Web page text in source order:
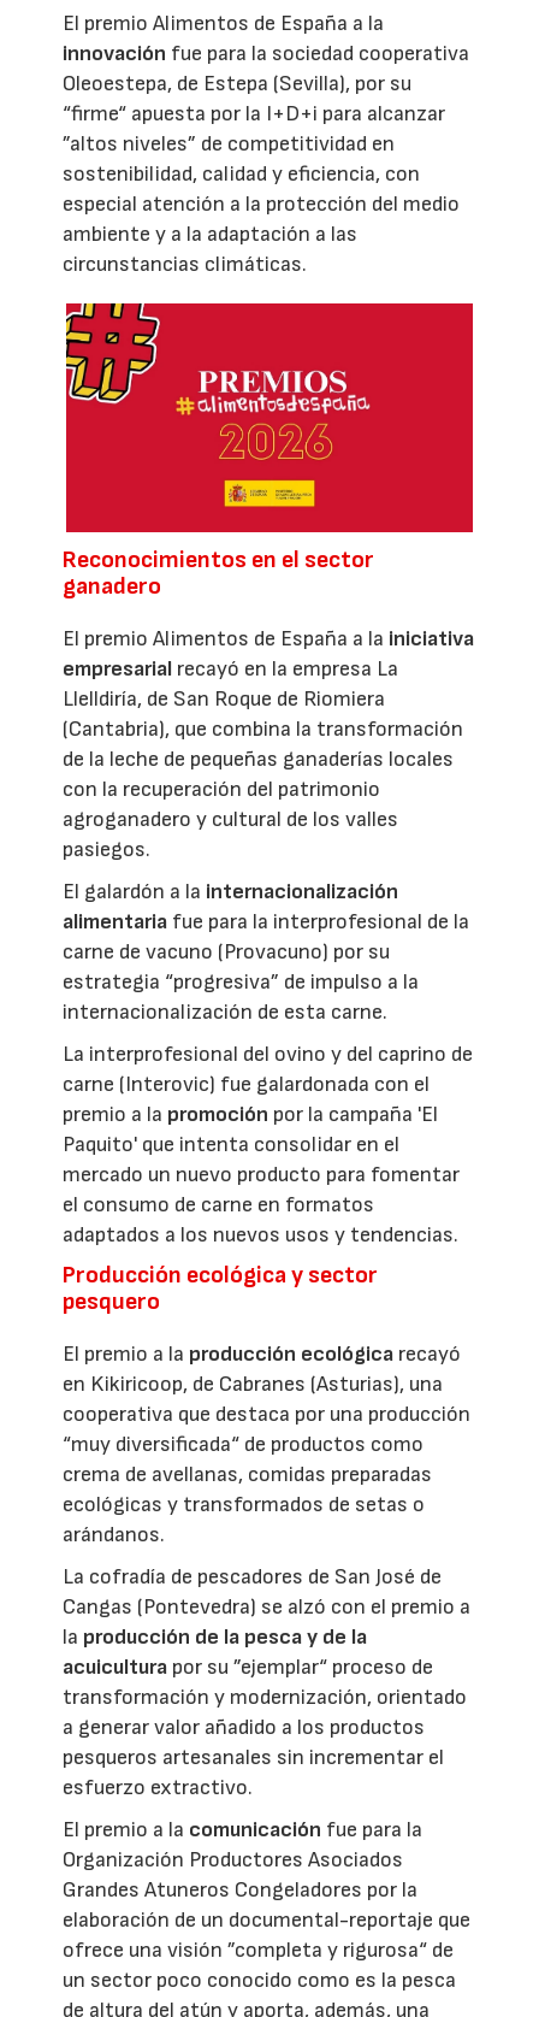
El premio Alimentos de España a la
innovación fue para la sociedad cooperativa
Oleoestepa, de Estepa (Sevilla), por su
“firme“ apuesta por la I+D+i para alcanzar
”altos niveles” de competitividad en
sostenibilidad, calidad y eficiencia, con
especial atención a la protección del medio
ambiente y a la adaptación a las
circunstancias climáticas.
Reconocimientos en el sector
ganadero
El premio Alimentos de España a la iniciativa
empresarial recayó en la empresa La
Llelldiría, de San Roque de Riomiera
(Cantabria), que combina la transformación
de la leche de pequeñas ganaderías locales
con la recuperación del patrimonio
agroganadero y cultural de los valles
pasiegos.
El galardón a la internacionalización
alimentaria fue para la interprofesional de la
carne de vacuno (Provacuno) por su
estrategia “progresiva” de impulso a la
internacionalización de esta carne.
La interprofesional del ovino y del caprino de
carne (Interovic) fue galardonada con el
premio a la promoción por la campaña 'El
Paquito' que intenta consolidar en el
mercado un nuevo producto para fomentar
el consumo de carne en formatos
adaptados a los nuevos usos y tendencias.
Producción ecológica y sector
pesquero
El premio a la producción ecológica recayó
en Kikiricoop, de Cabranes (Asturias), una
cooperativa que destaca por una producción
“muy diversificada“ de productos como
crema de avellanas, comidas preparadas
ecológicas y transformados de setas o
arándanos.
La cofradía de pescadores de San José de
Cangas (Pontevedra) se alzó con el premio a
la producción de la pesca y de la
acuicultura por su ”ejemplar“ proceso de
transformación y modernización, orientado
a generar valor añadido a los productos
pesqueros artesanales sin incrementar el
esfuerzo extractivo.
El premio a la comunicación fue para la
Organización Productores Asociados
Grandes Atuneros Congeladores por la
elaboración de un documental-reportaje que
ofrece una visión ”completa y rigurosa“ de
un sector poco conocido como es la pesca
de altura del atún y aporta, además, una